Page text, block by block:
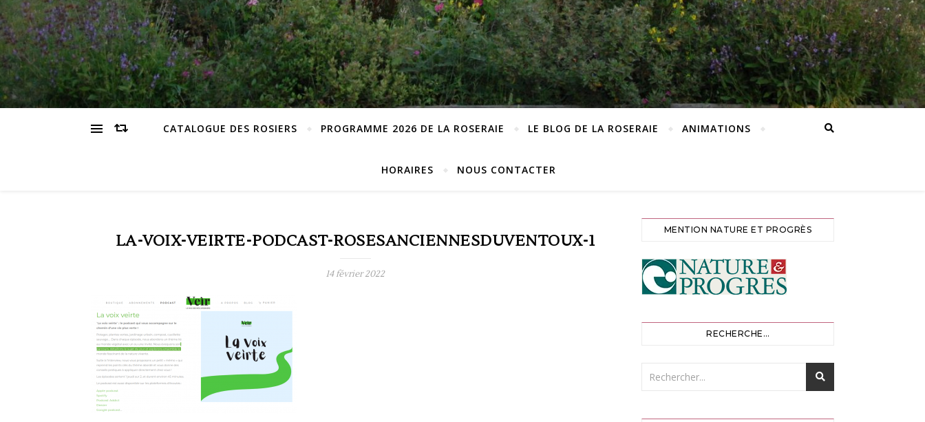
CATALOGUE DES ROSIERS PROGRAMME 2026 DE LA ROSERAIE LE BLOG DE LA ROSERAIE ANIMATIONS
HORAIRES NOUS CONTACTER
LA-VOIX-VEIRTE-PODCAST-ROSESANCIENNESDUVENTOUX-1
14 février 2022
MENTION NATURE ET PROGRÈS
RECHERCHE…